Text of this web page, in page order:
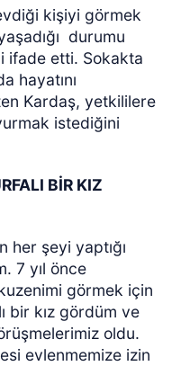
kişiyi görmek
durumu
ifade etti. Sokakta
hayatını
Kardaş, yetkililere
istediğini
BİR KIZ
her şeyi yaptığı
7 yıl önce
görmek için
bir kız gördüm ve
oldu.
evlenmemize izin